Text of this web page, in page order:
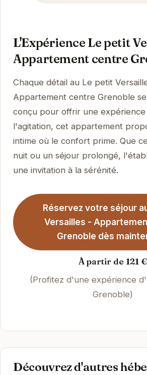
L'Expérience Le petit
Appartement centre
Chaque détail au Le petit
Appartement centre Grenoble
conçu pour offrir une expérience
l'agitation, cet appartement
intime où le confort prime. Que
nuit ou un séjour prolongé,
une invitation à la sérénité.
Réservez votre séjour
Versailles -
Grenoble dès
À partir de 121 €
(Profitez d'une expérience
Grenoble)
Découvrez d'autres